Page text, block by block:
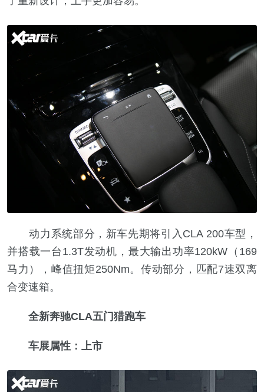
动力系统部分，新车先期将引入CLA 200车型，
并搭载一台1.3T发动机，最大输出功率120kW（169
马力），峰值扭矩250Nm。传动部分，匹配7速双离
合变速箱。
全新奔驰CLA五门猎跑车
车展属性：上市